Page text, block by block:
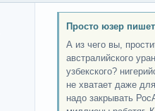
Просто юзер
А из чего вы,
австралийского
узбекского?
не хватает даже
надо закрывать